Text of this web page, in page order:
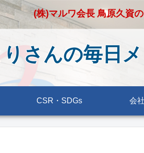
(株)マルワ会長 鳥原久資
りさんの毎日
CSR・SDGs 会